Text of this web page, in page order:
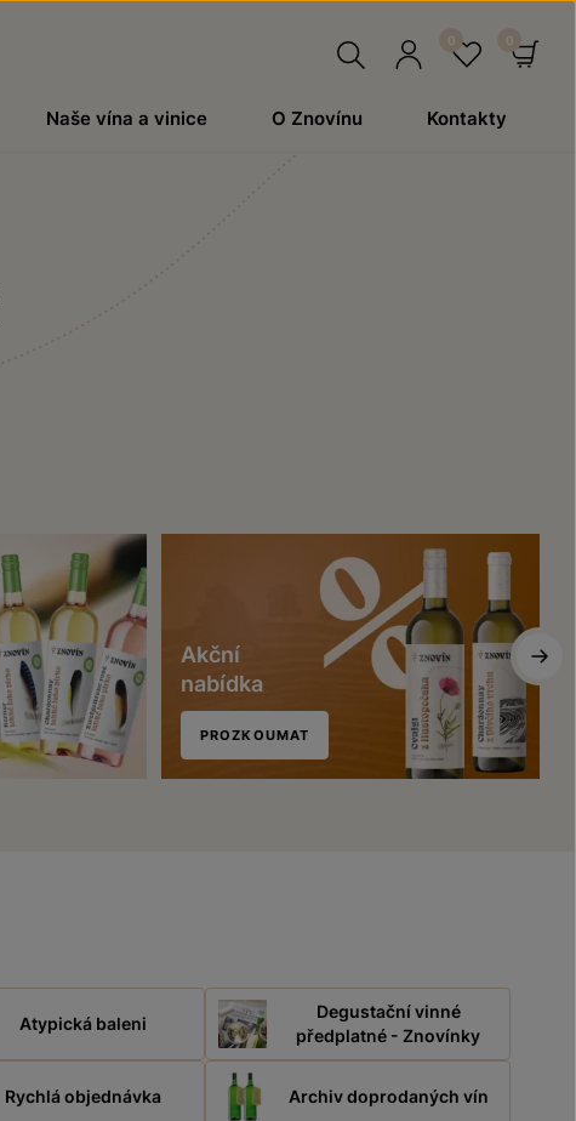
Naše vína a vinice O Znovínu Kontakty
Akční
nabídka
PROZKOUMAT
Atypická baleni
Degustační vinné
předplatné - Znovínky
Rychlá objednávka Archiv doprodaných vín